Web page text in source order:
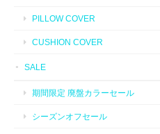
PILLOW COVER
CUSHION COVER
SALE
期間限定 廃盤カラーセール
シーズンオフセール